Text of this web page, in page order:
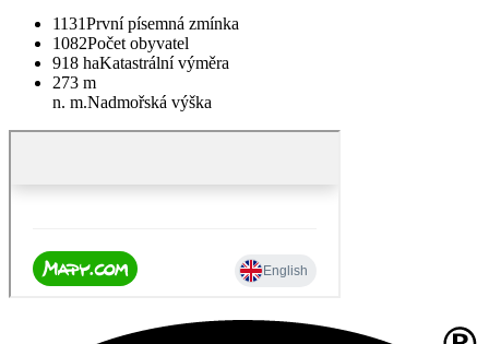
1131První písemná zmínka
1082Počet obyvatel
918 haKatastrální výměra
273 m
n. m.Nadmořská výška